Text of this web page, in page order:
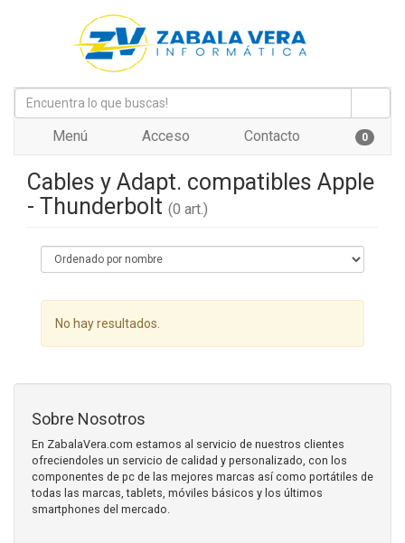
Menú Acceso Contacto 0
Cables y Adapt. compatibles Apple
- Thunderbolt (0 art.)
No hay resultados.
Sobre Nosotros
En ZabalaVera.com estamos al servicio de nuestros clientes
ofreciendoles un servicio de calidad y personalizado, con los
componentes de pc de las mejores marcas así como portátiles de
todas las marcas, tablets, móviles básicos y los últimos
smartphones del mercado.